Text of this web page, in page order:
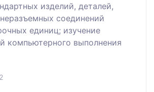
изделий, деталей,
соединений
единиц; изучение
компьютерного выполнения